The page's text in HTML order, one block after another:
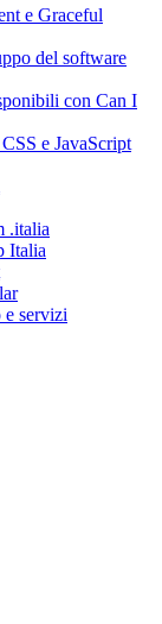
e Graceful
del software
con Can I
e JavaScript
.italia
Italia
servizi